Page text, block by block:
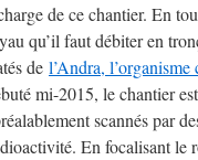
de ce chantier. En
qu’il faut débiter en
de l’Andra,
mi-2015, le chantier
scannés par
En focalisant le